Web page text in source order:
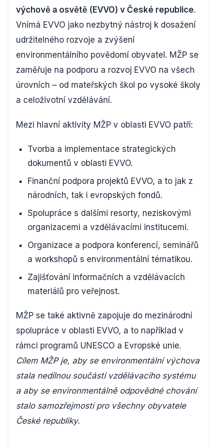
výchově a osvětě (EVVO) v České republice.
Vnímá EVVO jako nezbytný nástroj k dosažení
udržitelného rozvoje a zvýšení
environmentálního povědomí obyvatel. MŽP se
zaměřuje na podporu a rozvoj EVVO na všech
úrovních – od mateřských škol po vysoké školy
a celoživotní vzdělávání.
Mezi hlavní aktivity MŽP v oblasti EVVO patří:
Tvorba a implementace strategických
dokumentů v oblasti EVVO.
Finanční podpora projektů EVVO, a to jak z
národních, tak i evropských fondů.
Spolupráce s dalšími resorty, neziskovými
organizacemi a vzdělávacími institucemi.
Organizace a podpora konferencí, seminářů
a workshopů s environmentální tématikou.
Zajišťování informačních a vzdělávacích
materiálů pro veřejnost.
MŽP se také aktivně zapojuje do mezinárodní
spolupráce v oblasti EVVO, a to například v
rámci programů UNESCO a Evropské unie.
Cílem MŽP je, aby se environmentální výchova
stala nedílnou součástí vzdělávacího systému
a aby se environmentálně odpovědné chování
stalo samozřejmostí pro všechny obyvatele
České republiky.